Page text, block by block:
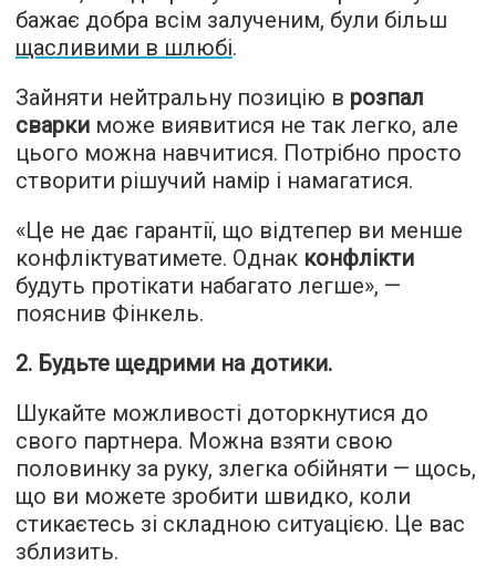
бажає добра всім залученим, були більш
щасливими в шлюбі.
Зайняти нейтральну позицію в розпал
сварки може виявитися не так легко, але
цього можна навчитися. Потрібно просто
створити рішучий намір і намагатися.
«Це не дає гарантії, що відтепер ви менше
конфліктуватимете. Однак конфлікти
будуть протікати набагато легше», —
пояснив Фінкель.
2. Будьте щедрими на дотики.
Шукайте можливості доторкнутися до
свого партнера. Можна взяти свою
половинку за руку, злегка обійняти — щось,
що ви можете зробити швидко, коли
стикаєтесь зі складною ситуацією. Це вас
зблизить.